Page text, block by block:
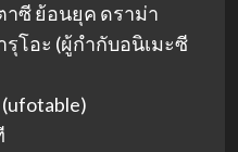
ซี ย้อนยุค ดราม่า
โอะ (ผู้กำกับอนิเมะซี